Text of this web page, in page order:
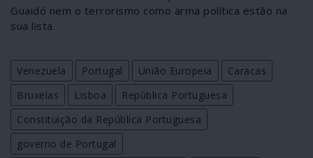
Guaidó nem o terrorismo como arma política estão na
sua lista.
Venezuela Portugal União Europeia
Caracas
Bruxelas
Lisboa
República Portuguesa
Constituição da República Portuguesa
governo de Portugal